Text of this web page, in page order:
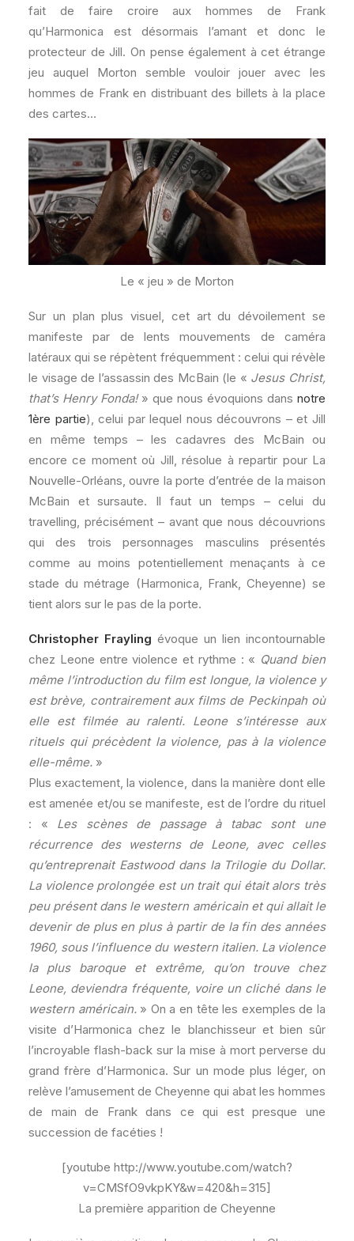
fait de faire croire aux hommes de Frank
qu’Harmonica est désormais l’amant et donc le
protecteur de Jill. On pense également à cet étrange
jeu auquel Morton semble vouloir jouer avec les
hommes de Frank en distribuant des billets à la place
des cartes…
Le « jeu » de Morton
Sur un plan plus visuel, cet art du dévoilement se
manifeste par de lents mouvements de caméra
latéraux qui se répètent fréquemment : celui qui révèle
le visage de l’assassin des McBain (le « Jesus Christ,
that’s Henry Fonda!» que nous évoquions dans notre
1ère partie), celui par lequel nous découvrons – et Jill
en même temps – les cadavres des McBain ou
encore ce moment où Jill, résolue à repartir pour La
Nouvelle-Orléans, ouvre la porte d’entrée de la maison
McBain et sursaute. Il faut un temps – celui du
travelling, précisément – avant que nous découvrions
qui des trois personnages masculins présentés
comme au moins potentiellement menaçants à ce
stade du métrage (Harmonica, Frank, Cheyenne) se
tient alors sur le pas de la porte.
Christopher Frayling évoque un lien incontournable
chez Leone entre violence et rythme : « Quand bien
même l’introduction du film est longue, la violence y
est brève, contrairement aux films de Peckinpah où
elle est filmée au ralenti. Leone s’intéresse aux
rituels qui précèdent la violence, pas à la violence
elle-même. »
Plus exactement, la violence, dans la manière dont elle
est amenée et/ou se manifeste, est de l’ordre du rituel
: « Les scènes de passage à tabac sont une
récurrence des westerns de Leone, avec celles
qu’entreprenait Eastwood dans la Trilogie du Dollar.
La violence prolongée est un trait qui était alors très
peu présent dans le western américain et qui allait le
devenir de plus en plus à partir de la fin des années
1960, sous l’influence du western italien. La violence
la plus baroque et extrême, qu’on trouve chez
Leone, deviendra fréquente, voire un cliché dans le
western américain.» On a en tête les exemples de la
visite d’Harmonica chez le blanchisseur et bien sûr
l’incroyable flash-back sur la mise à mort perverse du
grand frère d’Harmonica. Sur un mode plus léger, on
relève l’amusement de Cheyenne qui abat les hommes
de main de Frank dans ce qui est presque une
succession de facéties !
[youtube http://www.youtube.com/watch?
v=CMSfO9vkpKY&w=420&h=315]
La première apparition de Cheyenne